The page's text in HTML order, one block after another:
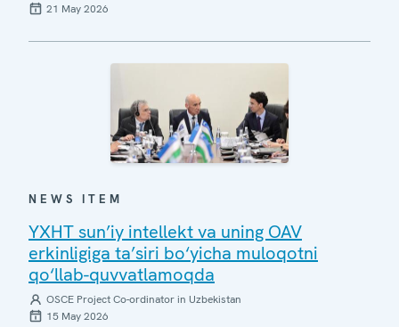
21 May 2026
NEWS ITEM
YXHT sun’iy intellekt va uning OAV
erkinligiga ta’siri bo‘yicha muloqotni
qo‘llab-quvvatlamoqda
OSCE Project Co-ordinator in Uzbekistan
15 May 2026